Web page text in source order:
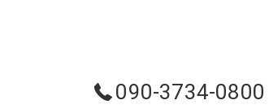
090-3734-0800